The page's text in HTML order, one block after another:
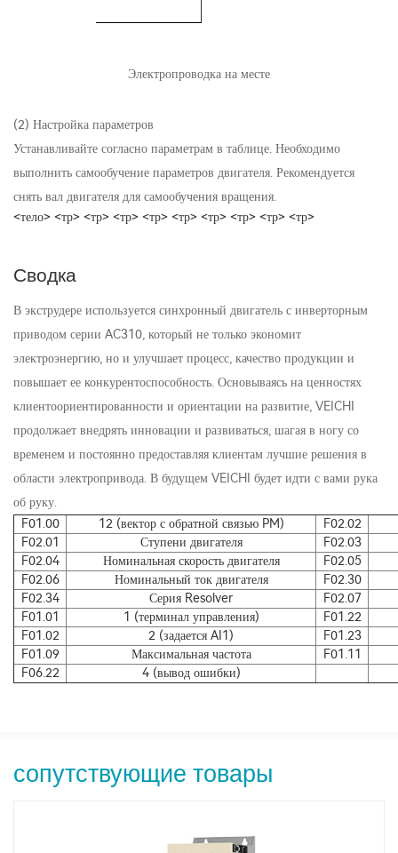
Электропроводка на месте
(2) Настройка параметров
Устанавливайте согласно параметрам в таблице. Необходимо
выполнить самообучение параметров двигателя. Рекомендуется
снять вал двигателя для самообучения вращения.
<тело> <тр> <тр> <тр> <тр> <тр> <тр> <тр> <тр> <тр>
Сводка
В экструдере используется синхронный двигатель с инверторным
приводом серии AC310, который не только экономит
электроэнергию, но и улучшает процесс, качество продукции и
повышает ее конкурентоспособность. Основываясь на ценностях
клиентоориентированности и ориентации на развитие, VEICHI
продолжает внедрять инновации и развиваться, шагая в ногу со
временем и постоянно предоставляя клиентам лучшие решения в
области электропривода. В будущем VEICHI будет идти с вами рука
об руку.
F01.00
12 (вектор с обратной связью PM)
F02.02
F02.01
Ступени двигателя
F02.03
F02.04
Номинальная скорость двигателя
F02.05
F02.06
Номинальный ток двигателя
F02.30
F02.34
Серия Resolver
F02.07
F01.01
1 (терминал управления)
F01.22
F01.02
2 (задается AI1)
F01.23
F01.09
Максимальная частота
F01.11
F06.22
4 (вывод ошибки)
сопутствующие товары